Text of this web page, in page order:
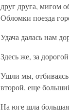
друг друга, мигом
Обломки поезда
Удача далась нам
Здесь же, за
Ушли мы,
второй, еще
На юге шла